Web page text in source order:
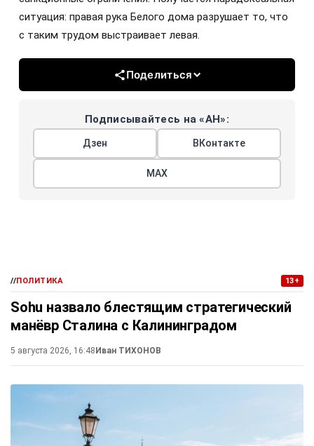
ситуация: правая рука Белого дома разрушает то, что
с таким трудом выстраивает левая.
Поделиться
Подписывайтесь на «АН»:
Дзен ВКонтакте
МАХ
//ПОЛИТИКА 13+
Sohu назвало блестящим стратегический
манёвр Сталина с Калининградом
5 августа 2026, 16:48 Иван ТИХОНОВ